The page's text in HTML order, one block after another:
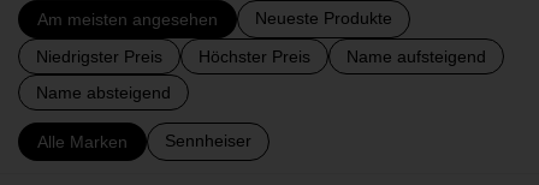
WERKSTATT
STUDIO
KONTAKT
Am meisten angesehen
Neueste Produkte
Niedrigster Preis
Höchster Preis
Name aufsteigend
Name absteigend
Alle Marken Sennheiser